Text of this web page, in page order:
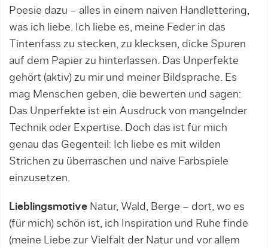
Poesie dazu – alles in einem naiven Handlettering,
was ich liebe. Ich liebe es, meine Feder in das
Tintenfass zu stecken, zu klecksen, dicke Spuren
auf dem Papier zu hinterlassen. Das Unperfekte
gehört (aktiv) zu mir und meiner Bildsprache. Es
mag Menschen geben, die bewerten und sagen:
Das Unperfekte ist ein Ausdruck von mangelnder
Technik oder Expertise. Doch das ist für mich
genau das Gegenteil: Ich liebe es mit wilden
Strichen zu überraschen und naive Farbspiele
einzusetzen.
Lieblingsmotive Natur, Wald, Berge – dort, wo es
(für mich) schön ist, ich Inspiration und Ruhe finde
(meine Liebe zur Vielfalt der Natur und vor allem